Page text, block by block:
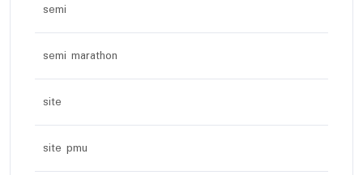
semi
semi marathon
site
site pmu